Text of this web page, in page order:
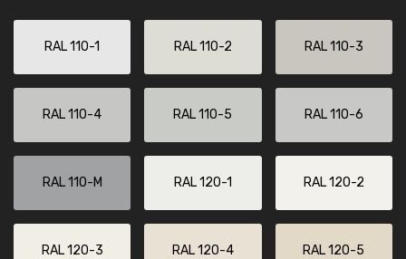
RAL 110-1 RAL 110-2 RAL 110-3
RAL 110-4 RAL 110-5 RAL 110-6
RAL 110-M RAL 120-1 RAL 120-2
RAL 120-3 RAL 120-4 RAL 120-5